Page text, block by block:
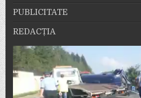
PUBLICITATE
REDACȚIA